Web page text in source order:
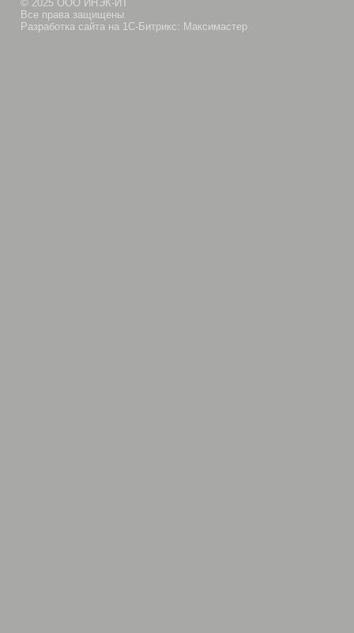
© 2025 ООО ИНЭК-ИТ
Все права защищены
Разработка сайта на 1С-Битрикс: Максимастер